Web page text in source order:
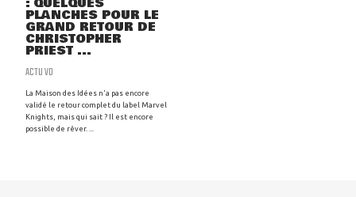
: QUELQUES
PLANCHES POUR LE
GRAND RETOUR DE
CHRISTOPHER
PRIEST ...
ACTU VO
La Maison des Idées n'a pas encore
validé le retour complet du label Marvel
Knights, mais qui sait ? Il est encore
possible de rêver. ...